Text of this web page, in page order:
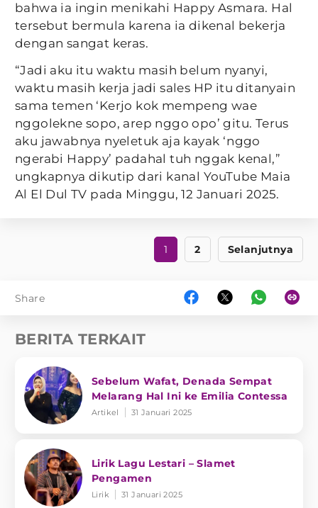
bahwa ia ingin menikahi Happy Asmara. Hal
tersebut bermula karena ia dikenal bekerja
dengan sangat keras.
“Jadi aku itu waktu masih belum nyanyi,
waktu masih kerja jadi sales HP itu ditanyain
sama temen ‘Kerjo kok mempeng wae
nggolekne sopo, arep nggo opo’ gitu. Terus
aku jawabnya nyeletuk aja kayak ‘nggo
ngerabi Happy’ padahal tuh nggak kenal,”
ungkapnya dikutip dari kanal YouTube Maia
Al El Dul TV pada Minggu, 12 Januari 2025.
1 2 Selanjutnya
Share
BERITA TERKAIT
Sebelum Wafat, Denada Sempat
Melarang Hal Ini ke Emilia Contessa
Artikel 31 Januari 2025
Lirik Lagu Lestari – Slamet
Pengamen
Lirik 31 Januari 2025